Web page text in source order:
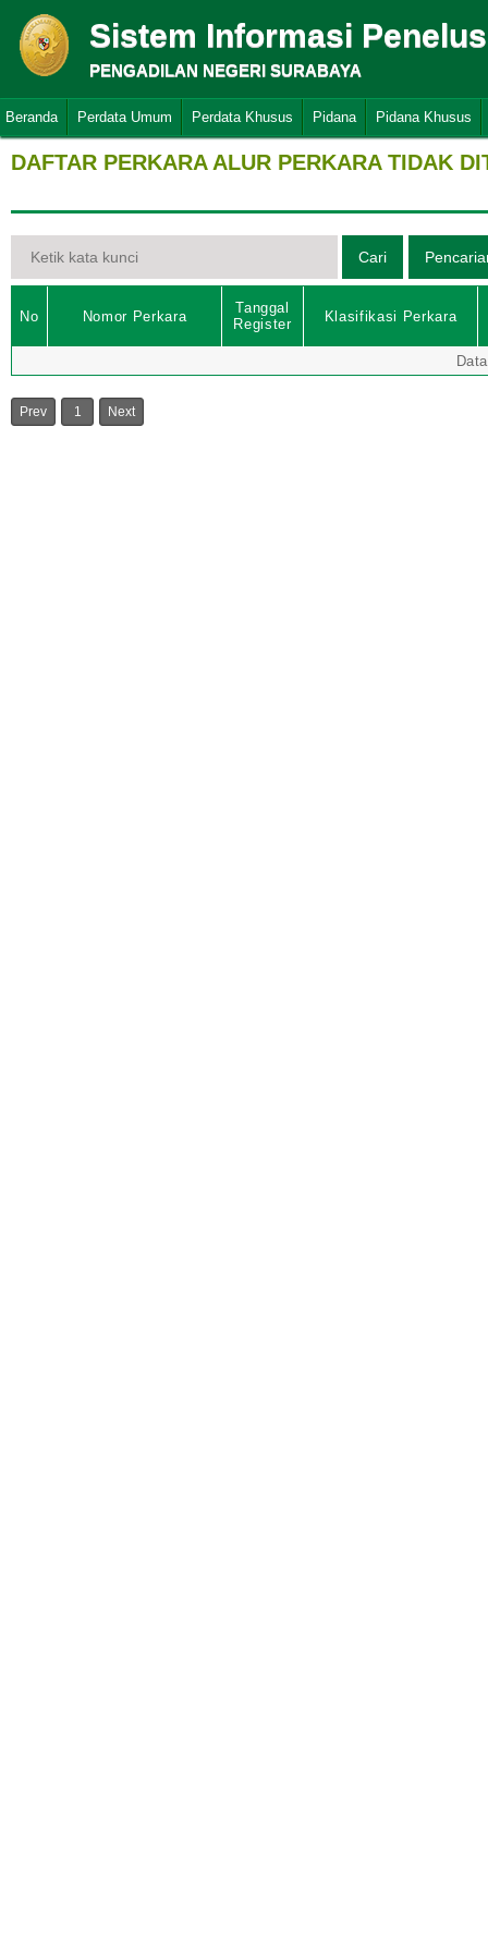
Sistem Informasi
PENGADILAN NEGERI SURABAYA
Beranda Perdata Umum Perdata Khusus Pidana Pidana Khusus
DAFTAR PERKARA ALUR PERKARA TIDAK
No Nomor Perkara
Tanggal
Register
Klasifikasi Perkara
Prev 1 Next